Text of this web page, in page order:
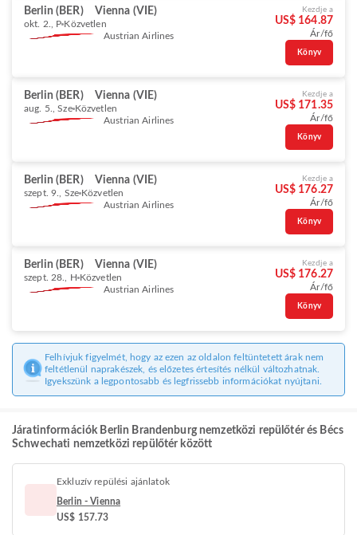
Berlin (BER) Vienna (VIE)
okt. 2., P Közvetlen
Austrian Airlines
Kezdje a
US$ 164.87
Ár/fő
Könyv
Berlin (BER) Vienna (VIE)
aug. 5., Sze Közvetlen
Austrian Airlines
Kezdje a
US$ 171.35
Ár/fő
Könyv
Berlin (BER) Vienna (VIE)
szept. 9., Sze Közvetlen
Austrian Airlines
Kezdje a
US$ 176.27
Ár/fő
Könyv
Berlin (BER) Vienna (VIE)
szept. 28., H Közvetlen
Austrian Airlines
Kezdje a
US$ 176.27
Ár/fő
Könyv
Felhívjuk figyelmét, hogy az ezen az oldalon feltüntetett árak nem
feltétlenül naprakészek, és előzetes értesítés nélkül változhatnak.
Igyekszünk a legpontosabb és legfrissebb információkat nyújtani.
Járatinformációk Berlin Brandenburg nemzetközi repülőtér és Bécs
Schwechati nemzetközi repülőtér között
Exkluzív repülési ajánlatok
Berlin - Vienna
US$ 157.73